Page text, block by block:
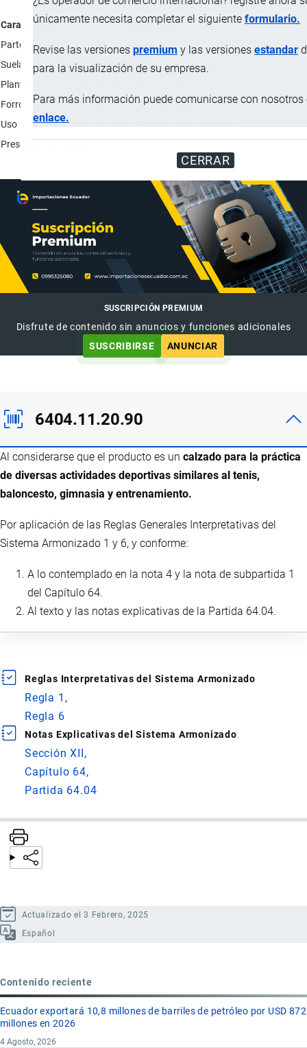
únicamente necesita completar el siguiente formulario.
Revise las versiones premium y las versiones estandar
para la visualización de su empresa.
Para más información puede comunicarse con nosotros
enlace.
CERRAR
Característica
Descripción
Parte superior
100% materia textil de poliéster.
Suela
100% caucho sintético.
Plantilla
Forro
100% materia textil de poliéster.
Uso
Prenda de vestir; Zapatilla para caballero.
Presentación
SUSCRIPCIÓN PREMIUM
Disfrute de contenido sin anuncios y funciones adicionales
SUSCRIBIRSE
ANUNCIAR
6404.11.20.90
Al considerarse que el producto es un calzado para la práctica
de diversas actividades deportivas similares al tenis,
baloncesto, gimnasia y entrenamiento.
Por aplicación de las Reglas Generales Interpretativas del
Sistema Armonizado 1 y 6, y conforme:
A lo contemplado en la nota 4 y la nota de subpartida 1
del Capítulo 64.
Al texto y las notas explicativas de la Partida 64.04.
Reglas Interpretativas del Sistema Armonizado
Regla 1
Regla 6
Notas Explicativas del Sistema Armonizado
Sección XII
Capítulo 64
Partida 64.04
Actualizado el 3 Febrero, 2025
Español
Contenido reciente
Ecuador exportará 10,8 millones de barriles de petróleo por USD 872
millones en 2026
4 Agosto, 2026